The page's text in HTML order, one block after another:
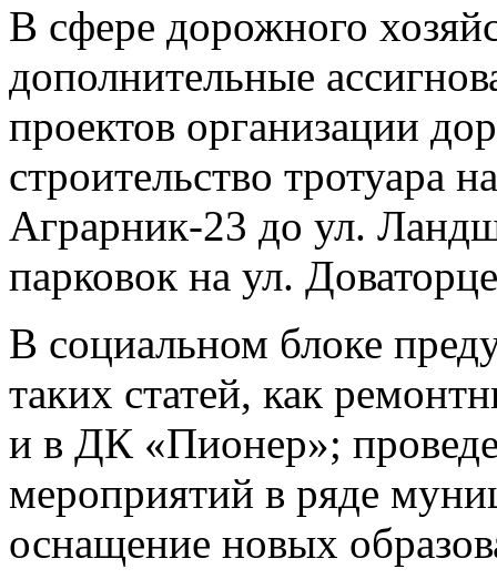
В сфере дорожного
дополнительные
проектов организации
строительство тротуара
Аграрник-23 до ул.
парковок на ул.
В социальном блоке
таких статей, как
и в ДК «Пионер»;
мероприятий в ряде
оснащение новых